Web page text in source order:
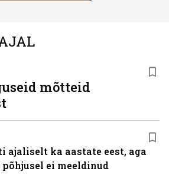
mõtteid
ka aastate eest, aga
põhjusel ei meeldinud